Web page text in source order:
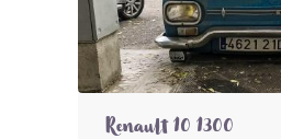
Renault 10 1300